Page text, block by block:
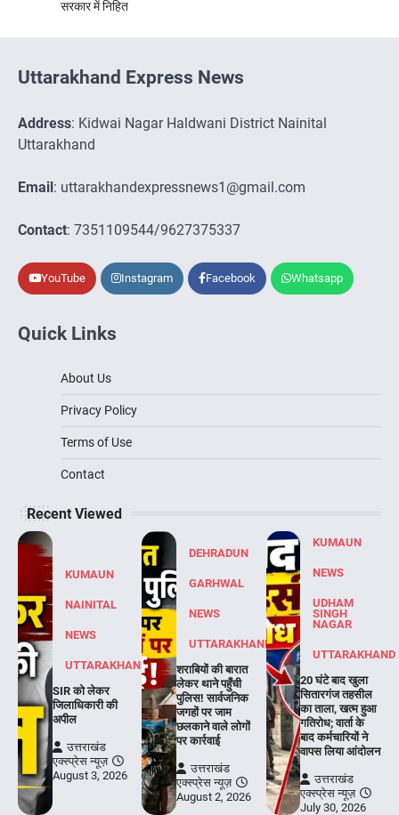
सरकार में निहित
Uttarakhand Express News
Address: Kidwai Nagar Haldwani District Nainital
Uttarakhand
Email: uttarakhandexpressnews1@gmail.com
Contact: 7351109544/9627375337
YouTube Instagram Facebook Whatsapp
Quick Links
About Us
Privacy Policy
Terms of Use
Contact
Recent Viewed
KUMAUN
NAINITAL
NEWS
UTTARAKHAND
SIR को लेकर
जिलाधिकारी की
अपील
उत्तराखंड
एक्स्प्रेस न्यूज़
August 3, 2026
DEHRADUN
GARHWAL
NEWS
UTTARAKHAND
शराबियों की बारात
लेकर थाने पहुँची
पुलिस! सार्वजनिक
जगहों पर जाम
छलकाने वाले लोगों
पर कार्रवाई
उत्तराखंड
एक्स्प्रेस न्यूज़
August 2, 2026
KUMAUN
NEWS
UDHAM
SINGH
NAGAR
UTTARAKHAND
20 घंटे बाद खुला
सितारगंज तहसील
का ताला, खत्म हुआ
गतिरोध; वार्ता के
बाद कर्मचारियों ने
वापस लिया आंदोलन
उत्तराखंड
एक्स्प्रेस न्यूज़
July 30, 2026